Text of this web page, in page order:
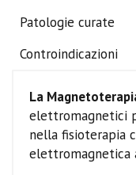
Patologie curate
Controindicazioni
La
elettromagnetici
nella fisioterapia
elettromagnetica